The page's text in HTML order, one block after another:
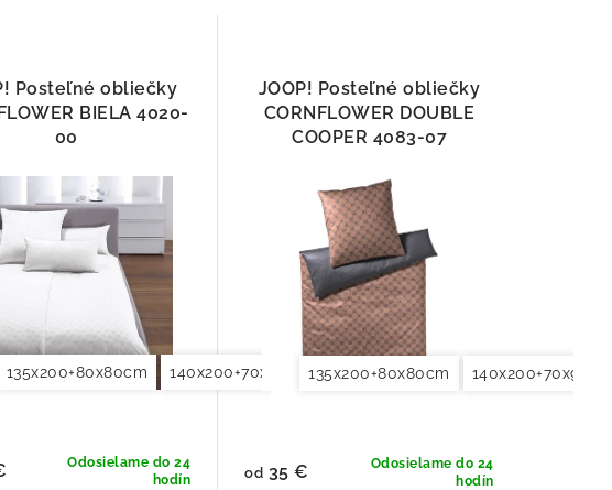
140x220+70x90cm 155x200+80x80cm 200x200+2x70x90cm
Posteľné obliečky
BIELA 4020-
00
135x200+80x80cm 140x200+70x90cm 140x220+70x90cm
Odosielame do 24
hodín
JOOP! Posteľné obliečky
CORNFLOWER DOUBLE
COOPER 4083-07
135x200+80x80cm
Odosielame do 24
hodín
od 35 €